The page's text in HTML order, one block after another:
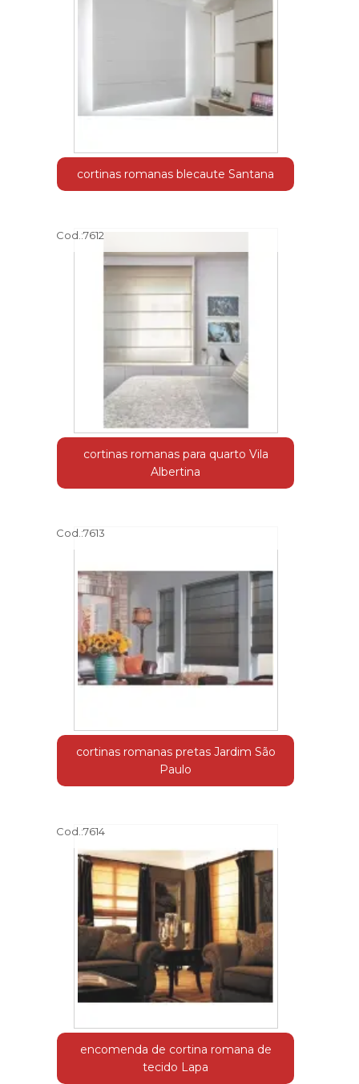
cortinas romanas blecaute Santana
Cod.:7612
cortinas romanas para quarto Vila
Albertina
Cod.:7613
cortinas romanas pretas Jardim São
Paulo
Cod.:7614
encomenda de cortina romana de
tecido Lapa